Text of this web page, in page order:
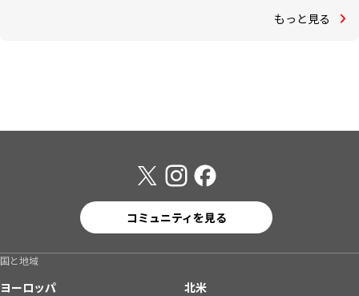
もっと見る
コミュニティを見る
国と地域
ヨーロッパ
北米